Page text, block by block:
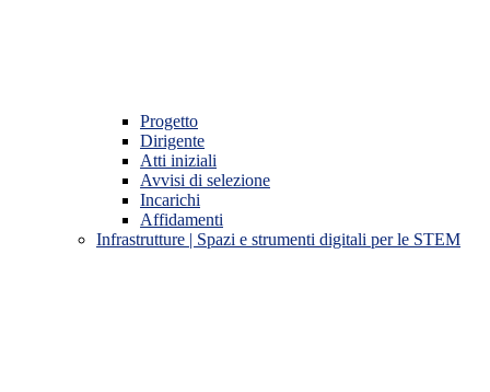
Progetto
Dirigente
Atti iniziali
Avvisi di selezione
Incarichi
Affidamenti
Infrastrutture | Spazi e strumenti digitali per le STEM